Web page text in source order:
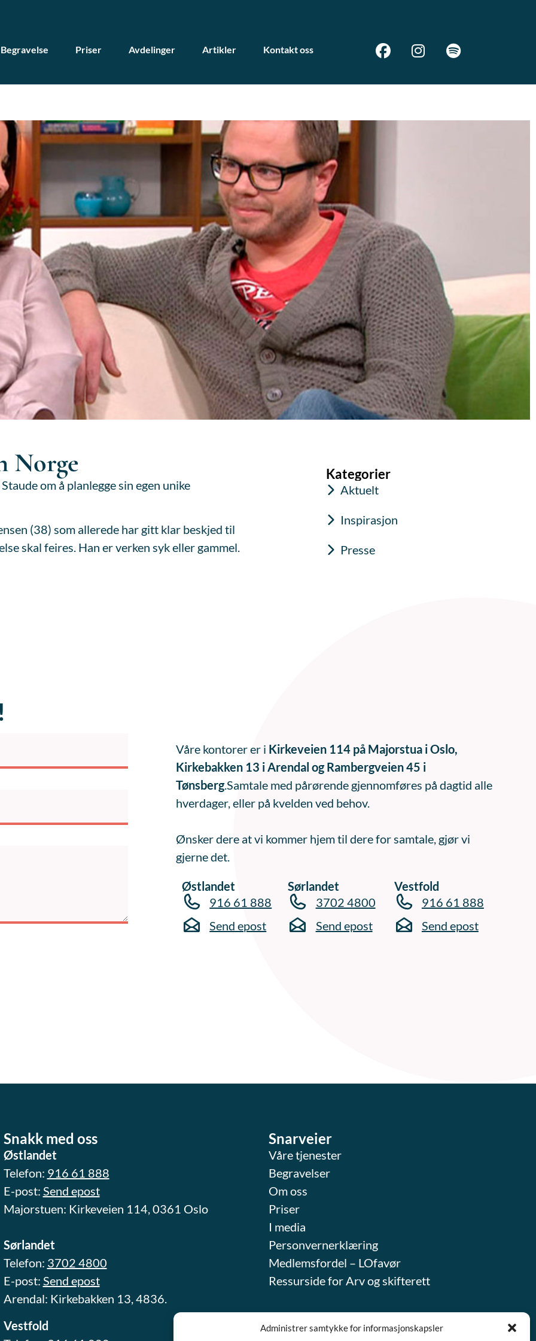
Administrer samtykke for informasjonskapsler
Begravelse Priser Avdelinger Artikler Kontakt oss
Norge
om å planlegge sin egen unike
(38) som allerede har gitt klar beskjed til
skal feires. Han er verken syk eller gammel.
Kategorier
Aktuelt
Inspirasjon
Presse
Våre kontorer er i Kirkeveien 114 på Majorstua i Oslo,
Kirkebakken 13 i Arendal og Rambergveien 45 i
Tønsberg.Samtale med pårørende gjennomføres på dagtid alle
hverdager, eller på kvelden ved behov.
Ønsker dere at vi kommer hjem til dere for samtale, gjør vi
gjerne det.
Østlandet
916 61 888
Send epost
Sørlandet
3702 4800
Send epost
Vestfold
916 61 888
Send epost
Snakk med oss
Østlandet
Telefon: 916 61 888
E-post: Send epost
Majorstuen: Kirkeveien 114, 0361 Oslo
Sørlandet
Telefon: 3702 4800
E-post: Send epost
Arendal: Kirkebakken 13, 4836.
Vestfold
Snarveier
Våre tjenester
Begravelser
Om oss
Priser
I media
Personvernerklæring
Medlemsfordel – LOfavør
Ressurside for Arv og skifterett